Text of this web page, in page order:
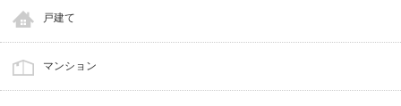
戸建て
マンション